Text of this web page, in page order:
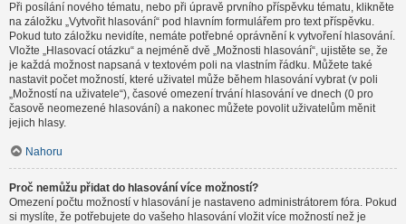
Při posílání nového tématu, nebo při úpravě prvního příspěvku tématu, klikněte
na záložku „Vytvořit hlasování“ pod hlavním formulářem pro text příspěvku.
Pokud tuto záložku nevidíte, nemáte potřebné oprávnění k vytvoření hlasování.
Vložte „Hlasovací otázku“ a nejméně dvě „Možnosti hlasování“, ujistěte se, že
je každá možnost napsaná v textovém poli na vlastním řádku. Můžete také
nastavit počet možností, které uživatel může během hlasování vybrat (v poli
„Možností na uživatele“), časové omezení trvání hlasování ve dnech (0 pro
časově neomezené hlasování) a nakonec můžete povolit uživatelům měnit
jejich hlasy.
Nahoru
Proč nemůžu přidat do hlasování více možností?
Omezení počtu možností v hlasování je nastaveno administrátorem fóra. Pokud
si myslíte, že potřebujete do vašeho hlasování vložit více možností než je